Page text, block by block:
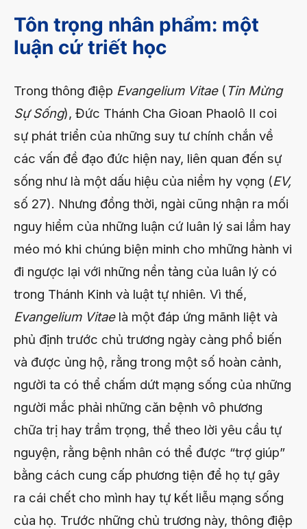
Tôn trọng nhân phẩm: một
luận cứ triết học
Trong thông điệp Evangelium Vitae ( Tin Mừng
Sự Sống), Đức Thánh Cha Gioan Phaolô II coi
sự phát triển của những suy tư chính chắn về
các vấn đề đạo đức hiện nay, liên quan đến sự
sống như là một dấu hiệu của niềm hy vọng (EV,
số 27). Nhưng đồng thời, ngài cũng nhận ra mối
nguy hiểm của những luận cứ luân lý sai lầm hay
méo mó khi chúng biện minh cho mhững hành vi
đi ngược lại với những nền tảng của luân lý có
trong Thánh Kinh và luật tự nhiên. Vì thế,
Evangelium Vitaelà một đáp ứng mãnh liệt và
phủ định trước chủ trương ngày càng phổ biến
và được ủng hộ, rằng trong một số hoàn cảnh,
người ta có thể chấm dứt mạng sống của những
người mắc phải những căn bệnh vô phương
chữa trị hay trầm trọng, thể theo lời yêu cầu tự
nguyện, rằng bệnh nhân có thể được “trợ giúp”
bằng cách cung cấp phương tiện để họ tự gây
ra cái chết cho mình hay tự kết liễu mạng sống
của họ. Trước những chủ trương này, thông điệp